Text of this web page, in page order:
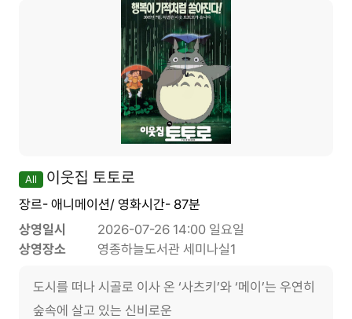
All 이웃집 토토로
장르- 애니메이션/ 영화시간- 87분
상영일시
2026-07-26 14:00 일요일
상영장소
영종하늘도서관 세미나실1
도시를 떠나 시골로 이사 온 ‘사츠키’와 ‘메이’는 우연히
숲속에 살고 있는 신비로운